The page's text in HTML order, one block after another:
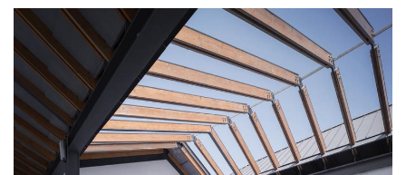
机跳格的方式渐变组合，表达绿色从中央向四面“生长”
的动势，使人如同置身郊野茂密的林木之下。